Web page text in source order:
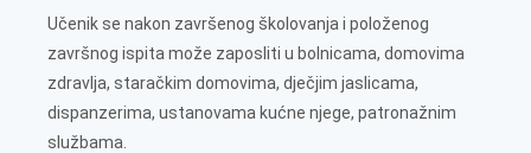
Učenik se nakon završenog školovanja i položenog
završnog ispita može zaposliti u bolnicama, domovima
zdravlja, staračkim domovima, dječjim jaslicama,
dispanzerima, ustanovama kućne njege, patronažnim
službama.